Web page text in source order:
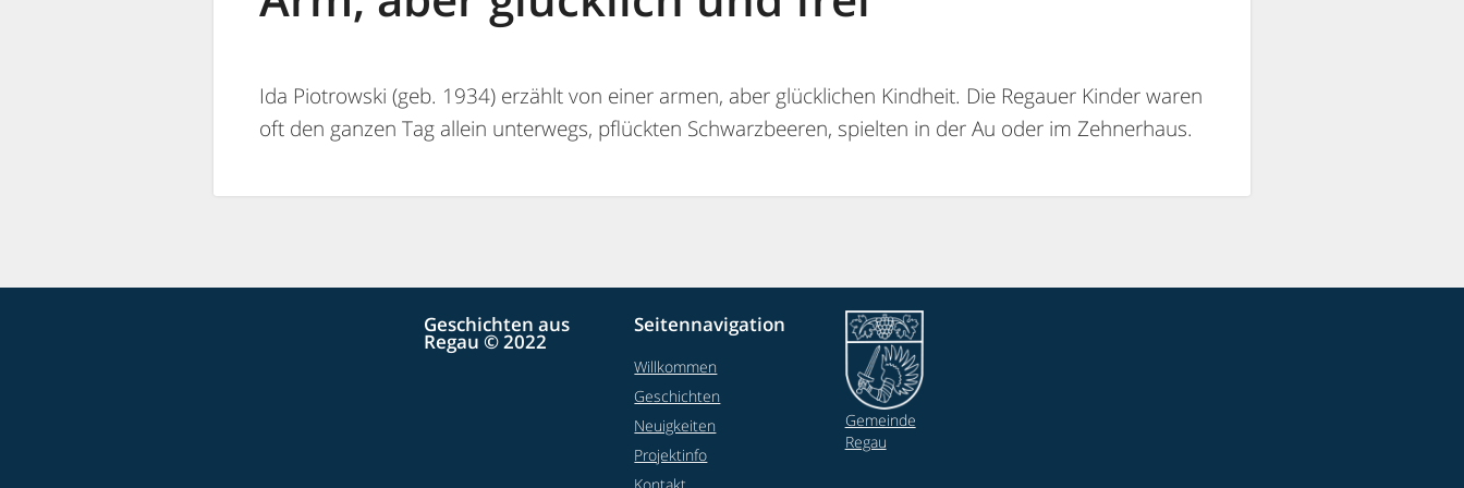
Ida Piotrowski (geb. 1934) erzählt von einer armen, aber glücklichen Kindheit. Die Regauer Kinder waren
oft den ganzen Tag allein unterwegs, pflückten Schwarzbeeren, spielten in der Au oder im Zehnerhaus.
Geschichten aus
Regau © 2022
Seitennavigation
Willkommen
Geschichten
Neuigkeiten
Projektinfo
Gemeinde
Regau